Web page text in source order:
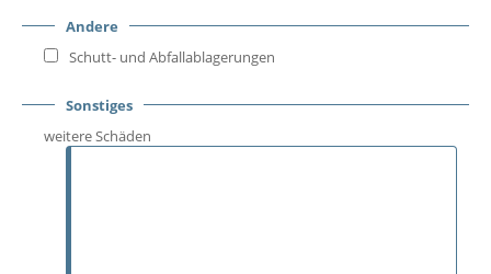
Andere
Schutt- und Abfallablagerungen
Sonstiges
weitere Schäden